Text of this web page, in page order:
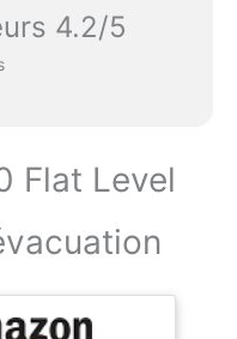
mécanique en
et le réservoir
fiable
d'évacuation
chargées SP
4.2/5
Flat Level